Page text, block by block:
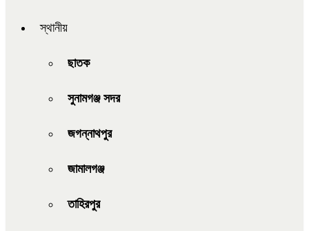
স্থানীয়
ছাতক
সুনামগঞ্জ সদর
জগন্নাথপুর
জামালগঞ্জ
তাহিরপুর